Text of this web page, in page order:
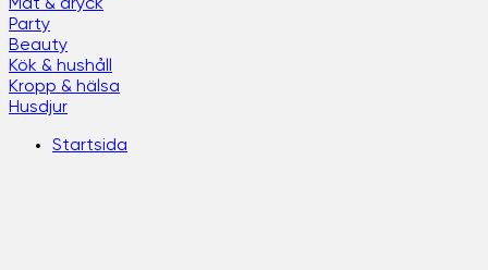
Mat & dryck
Party
Beauty
Kök & hushåll
Kropp & hälsa
Husdjur
Startsida